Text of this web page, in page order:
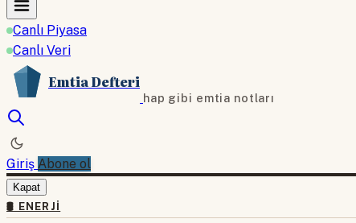
Canlı Piyasa
Canlı Veri
Emtia Defteri
hap gibi emtia notları
Giriş Abone ol
Kapat
🛢 ENERJI